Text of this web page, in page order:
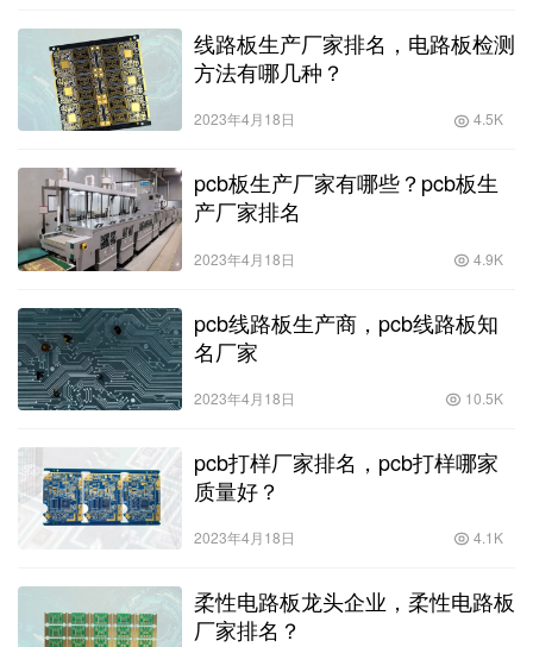
线路板生产厂家排名，电路板检测
方法有哪几种？
2023年4月18日 4.5K
pcb板生产厂家有哪些？pcb板生
产厂家排名
2023年4月18日 4.9K
pcb线路板生产商，pcb线路板知
名厂家
2023年4月18日 10.5K
pcb打样厂家排名，pcb打样哪家
质量好？
2023年4月18日 4.1K
柔性电路板龙头企业，柔性电路板
厂家排名？